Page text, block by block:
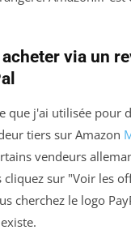
via un
que j'ai utilisée pour
tiers sur Amazon
vendeurs
cliquez sur "Voir les
cherchez le logo